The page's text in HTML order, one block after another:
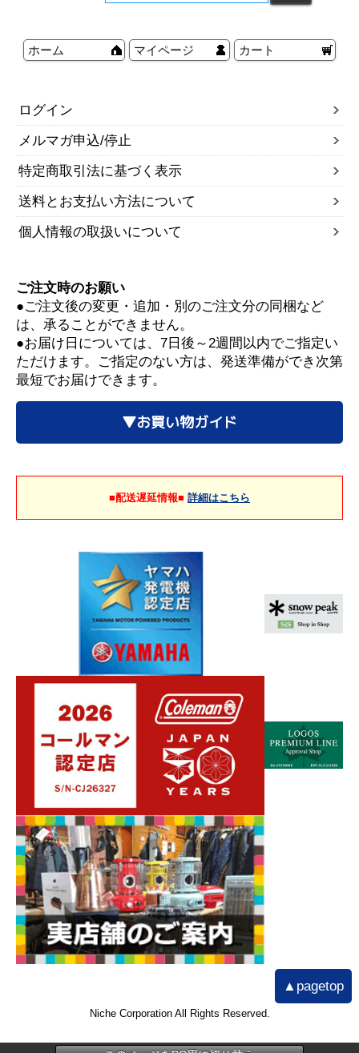
ホーム マイページ カート
ログイン
メルマガ申込/停止
特定商取引法に基づく表示
送料とお支払い方法について
個人情報の取扱いについて
ご注文時のお願い
●ご注文後の変更・追加・別のご注文分の同梱など
は、承ることができません。
●お届け日については、7日後～2週間以内でご指定い
ただけます。ご指定のない方は、発送準備ができ次第
最短でお届けできます。
▼お買い物ガイド
■配送遅延情報■ 詳細はこちら
▲pagetop
Niche Corporation All Rights Reserved.